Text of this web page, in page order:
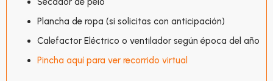
Plancha de ropa (si solicitas con anticipación)
Calefactor Eléctrico o ventilador según época del año
Pincha aquí para ver recorrido virtual